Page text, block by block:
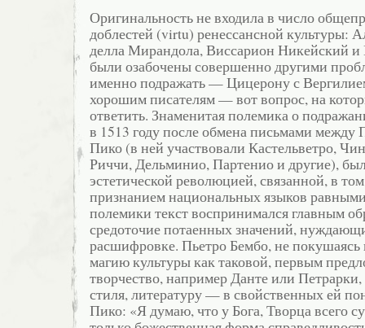
Оригинальность не входила в число
доблестей (virtu) ренессансной культуры:
делла Мирандола, Виссарион Никейский
были озабочены совершенно другими
именно подражать — Цицерону с
хорошим писателям — вот вопрос, на
ответить. Знаменитая полемика о
в 1513 году после обмена письмами между
Пико (в ней участвовали Кастельветро,
Риччи, Дельминио, Партенио и другие),
эстетической революцией, связанной, в
признанием национальных языков
полемики текст воспринимался главным
средоточие потаенных значений,
расшифровке. Пьетро Бембо, не
магию культуры как таковой, первым
творчество, например Данте или
стиля, литературу — в свойственных ей
Пико: «Я думаю, что у Бога, Творца всего